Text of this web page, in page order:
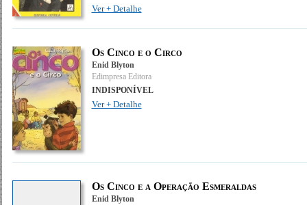
Ver + Detalhe
Os Cinco e o Circo
Enid Blyton
Edimpresa Editora
INDISPONÍVEL
Ver + Detalhe
Os Cinco e a Operação Esmeraldas
Enid Blyton